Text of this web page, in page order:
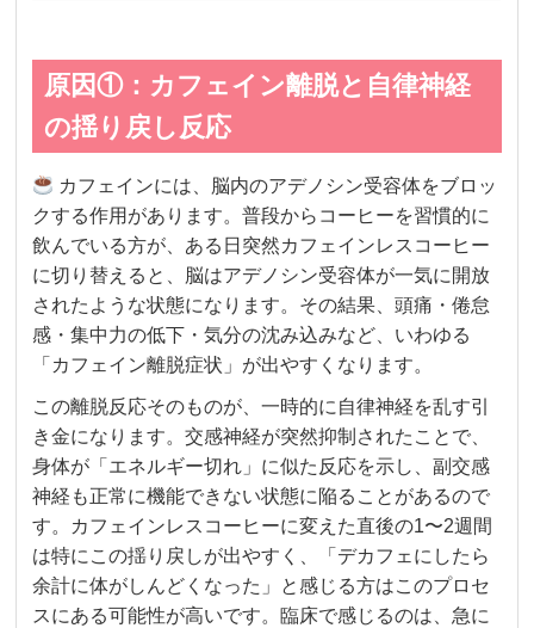
原因①：カフェイン離脱と自律神経
の揺り戻し反応
カフェインには、脳内のアデノシン受容体をブロッ
クする作用があります。普段からコーヒーを習慣的に
飲んでいる方が、ある日突然カフェインレスコーヒー
に切り替えると、脳はアデノシン受容体が一気に開放
されたような状態になります。その結果、頭痛・倦怠
感・集中力の低下・気分の沈み込みなど、いわゆる
「カフェイン離脱症状」が出やすくなります。
この離脱反応そのものが、一時的に自律神経を乱す引
き金になります。交感神経が突然抑制されたことで、
身体が「エネルギー切れ」に似た反応を示し、副交感
神経も正常に機能できない状態に陥ることがあるので
す。カフェインレスコーヒーに変えた直後の1〜2週間
は特にこの揺り戻しが出やすく、「デカフェにしたら
余計に体がしんどくなった」と感じる方はこのプロセ
スにある可能性が高いです。臨床で感じるのは、急に